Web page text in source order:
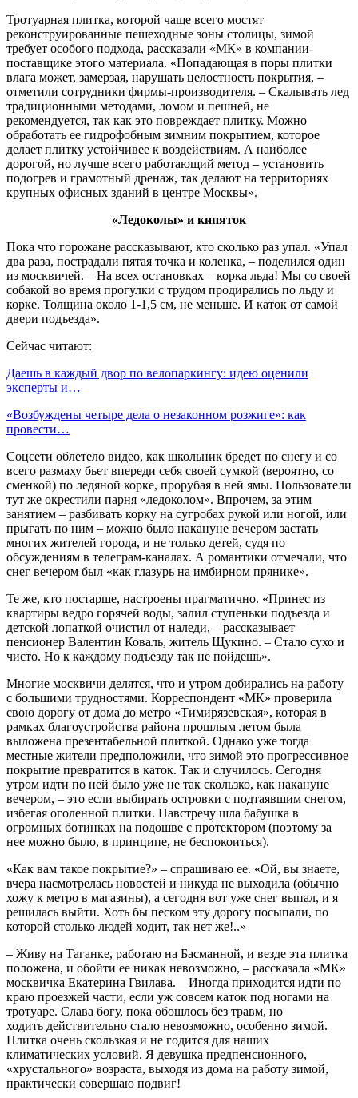
Тротуарная плитка, которой чаще всего мостят
реконструированные пешеходные зоны столицы, зимой
требует особого подхода, рассказали «МК» в компании-
поставщике этого материала. «Попадающая в поры плитки
влага может, замерзая, нарушать целостность покрытия, –
отметили сотрудники фирмы-производителя. – Скалывать лед
традиционными методами, ломом и пешней, не
рекомендуется, так как это повреждает плитку. Можно
обработать ее гидрофобным зимним покрытием, которое
делает плитку устойчивее к воздействиям. А наиболее
дорогой, но лучше всего работающий метод – установить
подогрев и грамотный дренаж, так делают на территориях
крупных офисных зданий в центре Москвы».
«Ледоколы» и кипяток
Пока что горожане рассказывают, кто сколько раз упал. «Упал
два раза, пострадали пятая точка и коленка, – поделился один
из москвичей. – На всех остановках – корка льда! Мы со своей
собакой во время прогулки с трудом продирались по льду и
корке. Толщина около 1-1,5 см, не меньше. И каток от самой
двери подъезда».
Сейчас читают:
Даешь в каждый двор по велопаркингу: идею оценили
эксперты и…
«Возбуждены четыре дела о незаконном розжиге»: как
провести…
Соцсети облетело видео, как школьник бредет по снегу и со
всего размаху бьет впереди себя своей сумкой (вероятно, со
сменкой) по ледяной корке, прорубая в ней ямы. Пользователи
тут же окрестили парня «ледоколом». Впрочем, за этим
занятием – разбивать корку на сугробах рукой или ногой, или
прыгать по ним – можно было накануне вечером застать
многих жителей города, и не только детей, судя по
обсуждениям в телеграм-каналах. А романтики отмечали, что
снег вечером был «как глазурь на имбирном прянике».
Те же, кто постарше, настроены прагматично. «Принес из
квартиры ведро горячей воды, залил ступеньки подъезда и
детской лопаткой очистил от наледи, – рассказывает
пенсионер Валентин Коваль, житель Щукино. – Стало сухо и
чисто. Но к каждому подъезду так не пойдешь».
Многие москвичи делятся, что и утром добирались на работу
с большими трудностями. Корреспондент «МК» проверила
свою дорогу от дома до метро «Тимирязевская», которая в
рамках благоустройства района прошлым летом была
выложена презентабельной плиткой. Однако уже тогда
местные жители предположили, что зимой это прогрессивное
покрытие превратится в каток. Так и случилось. Сегодня
утром идти по ней было уже не так скользко, как накануне
вечером, – это если выбирать островки с подтаявшим снегом,
избегая оголенной плитки. Навстречу шла бабушка в
огромных ботинках на подошве с протектором (поэтому за
нее можно было, в принципе, не беспокоиться).
«Как вам такое покрытие?» – спрашиваю ее. «Ой, вы знаете,
вчера насмотрелась новостей и никуда не выходила (обычно
хожу к метро в магазины), а сегодня вот уже снег выпал, и я
решилась выйти. Хоть бы песком эту дорогу посыпали, по
которой столько людей ходит, так нет же!..»
– Живу на Таганке, работаю на Басманной, и везде эта плитка
положена, и обойти ее никак невозможно, – рассказала «МК»
москвичка Екатерина Гвилава. – Иногда приходится идти по
краю проезжей части, если уж совсем каток под ногами на
тротуаре. Слава богу, пока обошлось без травм, но
ходить действительно стало невозможно, особенно зимой.
Плитка очень скользкая и не годится для наших
климатических условий. Я девушка предпенсионного,
«хрустального» возраста, выходя из дома на работу зимой,
практически совершаю подвиг!